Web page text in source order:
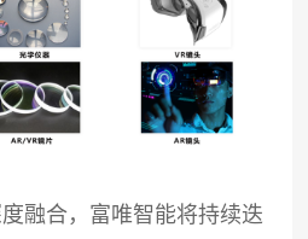
融合，富唯智能将持续迭